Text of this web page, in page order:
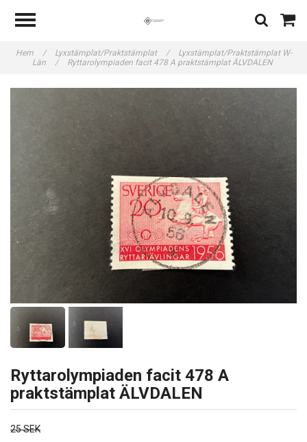
Hem / Lyxstämplat/Praktstämplat /
Lyxstämplat/Praktstämplat W-
Län
/ Ryttarolympiaden facit 478 A praktstämplat ÄLVDALEN
Ryttarolympiaden facit 478 A
praktstämplat ÄLVDALEN
25 SEK